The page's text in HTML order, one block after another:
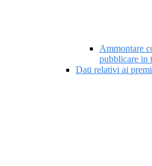
Ammontare
pubblicare in
Dati relativi ai premi